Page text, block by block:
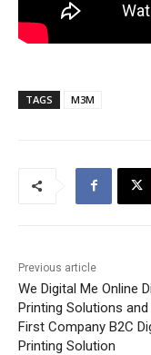
TAGS M3M
Previous article
We Digital Me Online
Printing Solutions and
First Company B2C
Printing Solution